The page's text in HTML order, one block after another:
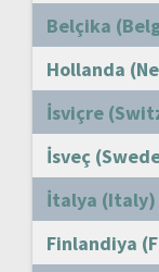
Belçika
Hollanda
İsviçre
İsveç
İtalya (Italy)
Finlandiya